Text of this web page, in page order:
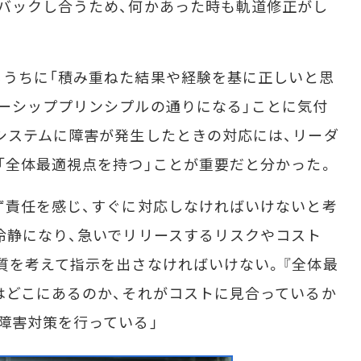
ックし合うため、何かあった時も軌道修正がし
に「積み重ねた結果や経験を基に正しいと思
シッププリンシプルの通りになる」ことに気付
ステムに障害が発生したときの対応には、リーダ
体最適視点を持つ」ことが重要だと分かった。
任を感じ、すぐに対応しなければいけないと考
になり、急いでリリースするリスクやコスト
を考えて指示を出さなければいけない。『全体最
こにあるのか、それがコストに見合っているか
害対策を行っている」